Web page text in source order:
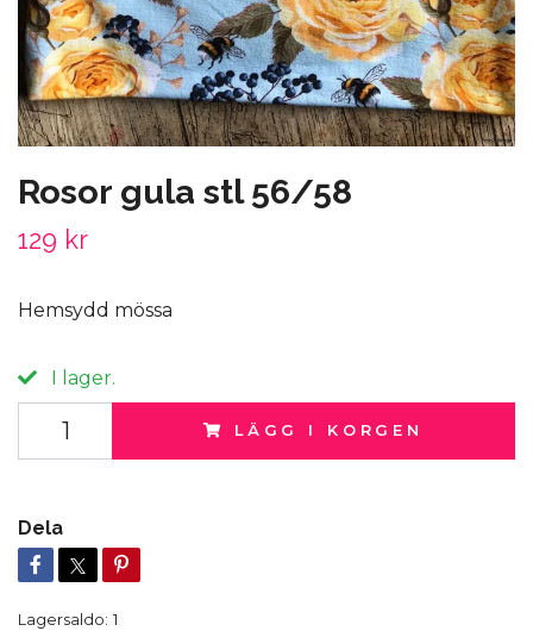
Rosor gula stl 56/58
129 kr
Hemsydd mössa
I lager.
LÄGG I KORGEN
Dela
Lagersaldo: 1